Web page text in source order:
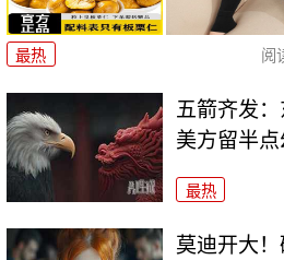
最热 阅
五箭齐发
美方留半点
最热
莫迪开大